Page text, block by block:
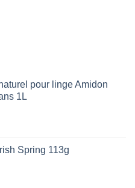
pour linge Amidon
1L
Spring 113g